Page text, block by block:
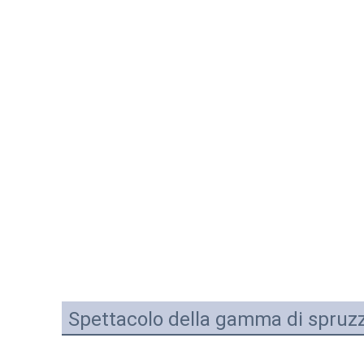
Spettacolo della gamma di